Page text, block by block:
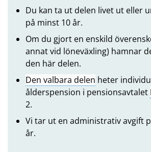
Du kan ta ut delen livet ut eller
på minst 10 år.
Om du gjort en enskild
annat vid löneväxling) hamnar
den här delen.
Den valbara delen heter
ålderspension i pensionsavtalet
2.
Vi tar ut en administrativ avgift
år.